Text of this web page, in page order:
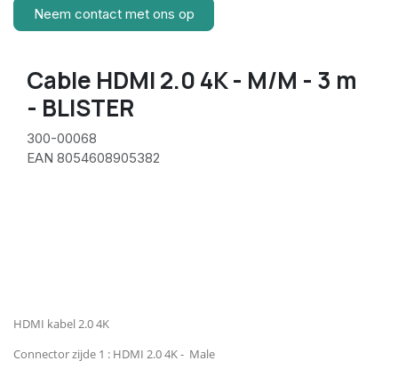
Neem contact met ons op
Cable HDMI 2.0 4K - M/M - 3 m
- BLISTER
300-00068
EAN 8054608905382
HDMI kabel 2.0 4K
Connector zijde 1 : HDMI 2.0 4K - Male